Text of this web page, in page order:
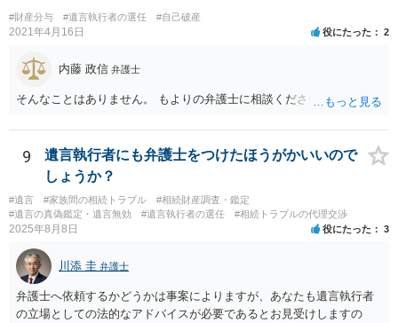
#財産分与 #遺言執行者の選任 #自己破産
2021年4月16日 役にたった 2
内藤 政信 弁護士
そんなことはありません。 もよりの弁護士に相談ください。
9
遺言執行者にも弁護士をつけたほうがかいいので
しょうか？
#遺言 #家族間の相続トラブル
#相続財産調査・鑑定
#遺言の真偽鑑定・遺言無効
#遺言執行者の選任 #相続トラブルの代理交渉
2025年8月8日 役にたった 3
川添 圭 弁護士
弁護士へ依頼するかどうかは事案によりますが、あなたも遺言執行者
の立場としての法的なアドバイスが必要であるとお見受けしますの